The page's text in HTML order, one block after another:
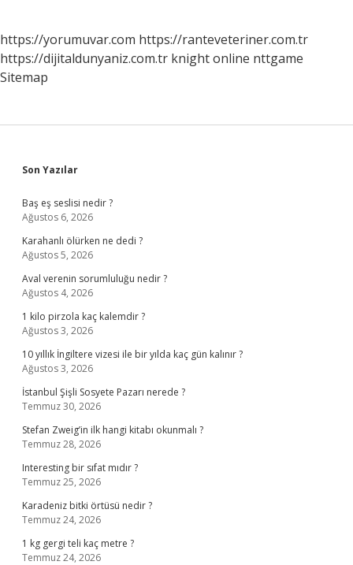
https://yorumuvar.com https://ranteveteriner.com.tr
https://dijitaldunyaniz.com.tr knight online nttgame
Sitemap
Sidebar
Son Yazılar
Baş eş seslisi nedir ?
Ağustos 6, 2026
Karahanlı ölürken ne dedi ?
Ağustos 5, 2026
Aval verenin sorumluluğu nedir ?
Ağustos 4, 2026
1 kilo pirzola kaç kalemdir ?
Ağustos 3, 2026
10 yıllık İngiltere vizesi ile bir yılda kaç gün kalınır ?
Ağustos 3, 2026
İstanbul Şişli Sosyete Pazarı nerede ?
Temmuz 30, 2026
Stefan Zweig’in ilk hangi kitabı okunmalı ?
Temmuz 28, 2026
Interesting bir sıfat mıdır ?
Temmuz 25, 2026
Karadeniz bitki örtüsü nedir ?
Temmuz 24, 2026
1 kg gergi teli kaç metre ?
Temmuz 24, 2026